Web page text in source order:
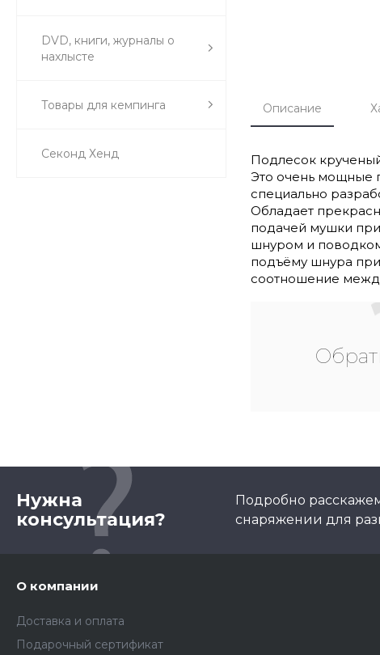
DVD, книги, журналы о
нахлысте
Товары для кемпинга
Секонд Хенд
Описание
Подлесок
Это очень мощные
специально
Обладает
подачей мушки
шнуром и
подъёму шнура
соотношение
Нужна
консультация?
Подробно
снаряжении для
О компании
Доставка и оплата
Подарочный сертификат